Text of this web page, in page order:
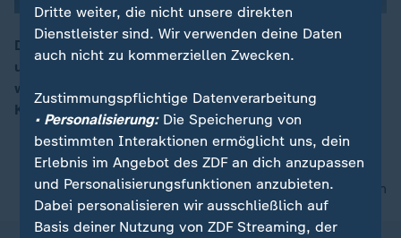
Die ESA entstand aus zwei Vorgängerorganisationen
und vereint heute viele europäische Länder. Sie führt
wichtige Weltraummissionen durch, etwa zu Planeten,
Kometen, Exoplaneten und der Sonne.
nach oben
Dritte weiter, die nicht unsere direkten
Dienstleister sind. Wir verwenden deine Daten
auch nicht zu kommerziellen Zwecken.
Zustimmungspflichtige Datenverarbeitung
• Personalisierung:Die Speicherung von
bestimmten Interaktionen ermöglicht uns, dein
Erlebnis im Angebot des ZDF an dich anzupassen
und Personalisierungsfunktionen anzubieten.
Dabei personalisieren wir ausschließlich auf
Basis deiner Nutzung von ZDF Streaming, der